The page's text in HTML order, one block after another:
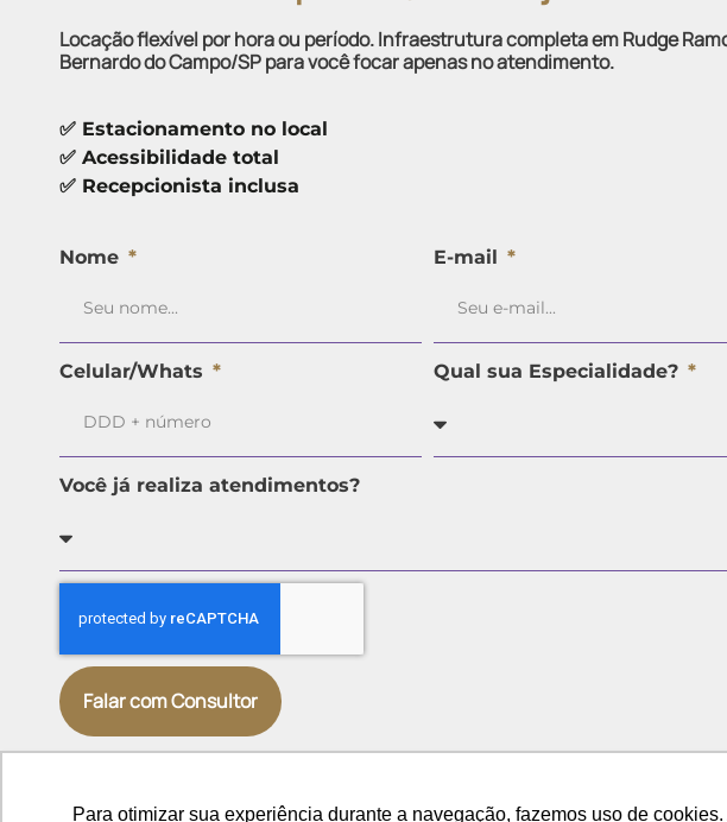
Para otimizar sua experiência durante a navegação, fazemos uso de
Locação flexível por hora ou período. Infraestrutura completa em Rudge
Bernardo do Campo/SP para você focar apenas no atendimento.
✅ Estacionamento no local
✅ Acessibilidade total
✅ Recepcionista inclusa
Nome E-mail
Celular/Whats Qual sua Especialidade?
Você já realiza atendimentos?
Falar com Consultor